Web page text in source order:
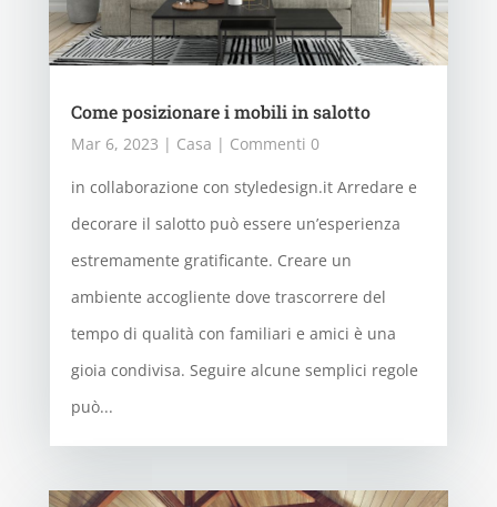
Come posizionare i mobili in salotto
Mar 6, 2023 | Casa | Commenti 0
in collaborazione con styledesign.it Arredare e
decorare il salotto può essere un’esperienza
estremamente gratificante. Creare un
ambiente accogliente dove trascorrere del
tempo di qualità con familiari e amici è una
gioia condivisa. Seguire alcune semplici regole
può...